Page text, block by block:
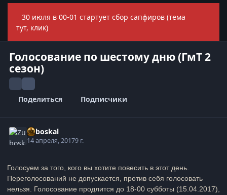
30 июля в 00-01 стартует сбор сапфиров (тема
тут, клик)
Голосование по шестому дню (ГмТ 2
сезон)
Поделиться Подписчики
Zuboskal
14 апреля, 20179 г.
Голосуем за того, кого вы хотите повесить в этот день.
Переголосований не допускается, против себя голосовать
нельзя. Голосование продлится до 18-00 субботы (15.04.2017),